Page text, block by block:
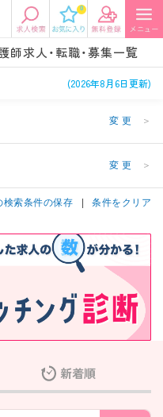
0
師求人・転職・募集一覧
(2026年8月6日更新)
駅・路線から探す
西
・四国
に戻る
、夜勤なし可など
当業務
、外来など
だわり条件
験歓迎、
用形態
社員、契約社員など
変更 ＞
変更 ＞
検索条件の保存 条件をクリア
新着順